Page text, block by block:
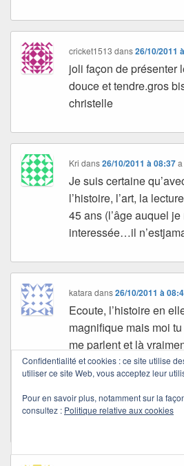
cricket1513 dans26/10/2011
joli façon de présenter
douce et tendre.gros
christelle
Kri dans26/10/2011 à 08:37
Je suis certaine
l’histoire, l’art, la
45 ans (l’âge auquel je
interessée…il
katara dans26/10/2011 à
Ecoute, l’histoire en
magnifique mais moi
me parlent et là
Quichottine !!!! ah la la
c’est du grandiose
m’évade dès la
angelot. bises
Confidentialité et cookies : ce site utilise
utiliser ce site Web, vous acceptez leur
Pour en savoir plus, notamment sur la
consultez : Politique relative aux cookies